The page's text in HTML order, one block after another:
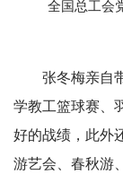
全国总工会
张冬梅亲自
学教工篮球赛、
好的战绩，此外
游艺会、春秋游